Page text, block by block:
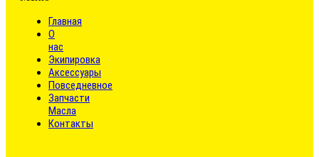
Главная
О
нас
Экипировка
Аксессуары
Повседневное
Запчасти
Масла
Контакты